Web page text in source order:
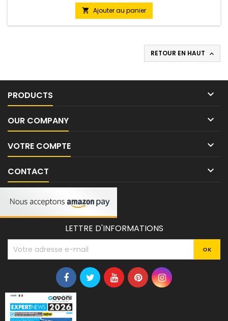
 Ajouter au panier
RETOUR EN HAUT 
PRODUCTS 
OUR COMPANY 
VOTRE COMPTE 
CONTACT 
LETTRE D'INFORMATIONS